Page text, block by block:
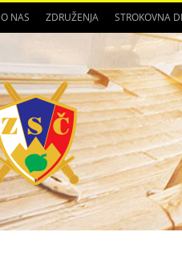
O NAS ZDRUŽENJA STROKOVNA